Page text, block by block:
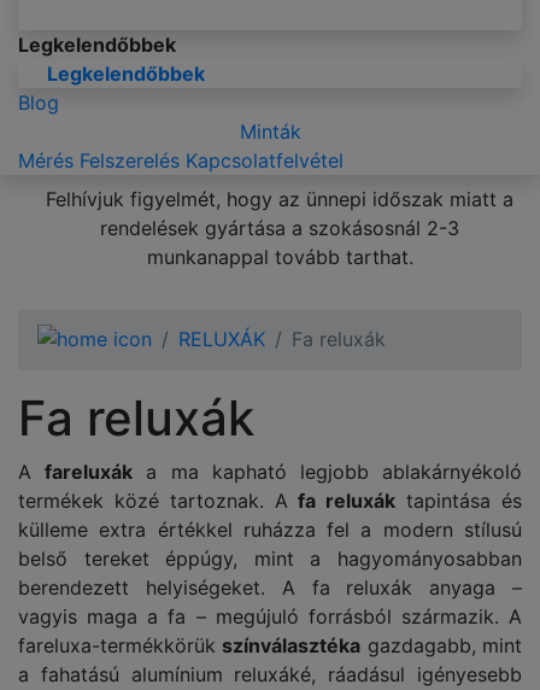
Legkelendőbbek
Legkelendőbbek
Blog
Minták
Mérés Felszerelés Kapcsolatfelvétel
Felhívjuk figyelmét, hogy az ünnepi időszak miatt a
rendelések gyártása a szokásosnál 2-3
munkanappal tovább tarthat.
RELUXÁK Fa reluxák
Fa reluxák
Afareluxák a ma kapható legjobb ablakárnyékoló
termékek közé tartoznak. Afa reluxák tapintása és
külleme extra értékkel ruházza fel a modern stílusú
belső tereket éppúgy, mint a hagyományosabban
berendezett helyiségeket. A fa reluxák anyaga –
vagyis maga a fa – megújuló forrásból származik. A
fareluxa-termékkörük színválasztéka gazdagabb, mint
a fahatású alumínium reluxáké, ráadásul igényesebb